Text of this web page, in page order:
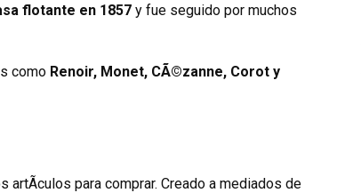
flotante en 1857 y fue seguido por muchos
como Renoir, Monet, CÃ©zanne, Corot y
artÃ­culos para comprar. Creado a mediados de